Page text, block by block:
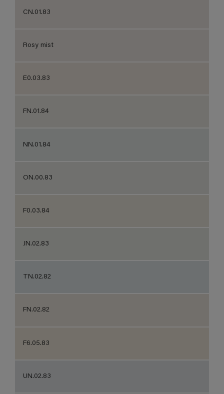
CN.01.83
Rosy mist
E0.03.83
FN.01.84
NN.01.84
ON.00.83
F0.03.84
JN.02.83
TN.02.82
FN.02.82
F6.05.83
UN.02.83